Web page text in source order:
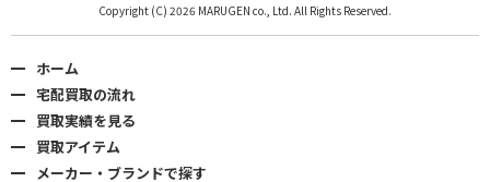
Copyright (C) 2026 MARUGEN co., Ltd. All Rights Reserved.
ホーム
宅配買取の流れ
買取実績を見る
買取アイテム
メーカー・ブランドで探す